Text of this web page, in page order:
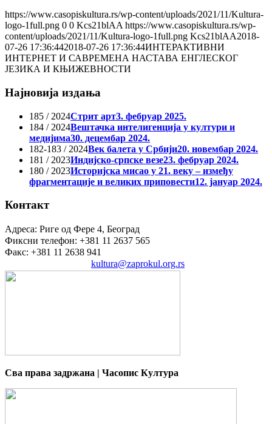
https://www.casopiskultura.rs/wp-content/uploads/2021/11/Kultura-
logo-1full.png 0 0 Kcs21blAA https://www.casopiskultura.rs/wp-
content/uploads/2021/11/Kultura-logo-1full.png Kcs21blAA2018-
07-26 17:36:442018-07-26 17:36:44ИНТЕРАКТИВНИ
ИНТЕРНЕТ И САВРЕМЕНА НАСТАВА ЕНГЛЕСКОГ
ЈЕЗИКА И КЊИЖЕВНОСТИ
Најновија издања
185 / 2024Стрит арт3. фебруар 2025.
184 / 2024Вештачка интелигенција у култури и
медијима30. децембар 2024.
182-183 / 2024Век балета у Србији20. новембар 2024.
181 / 2023Индијско-српске везе23. фебруар 2024.
180 / 2023Историјска мисао у 21. веку – између
фрагментације и великих приповести12. јануар 2024.
Контакт
Адреса: Риге од Фере 4, Београд
Фиксни телефон: +381 11 2637 565
Факс: +381 11 2638 941
kultura@zaprokul.org.rs
Сва права задржана | Часопис Култура